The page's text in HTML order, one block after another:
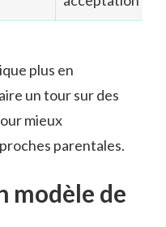
plus en
un tour sur des
mieux
parentales.
modèle de